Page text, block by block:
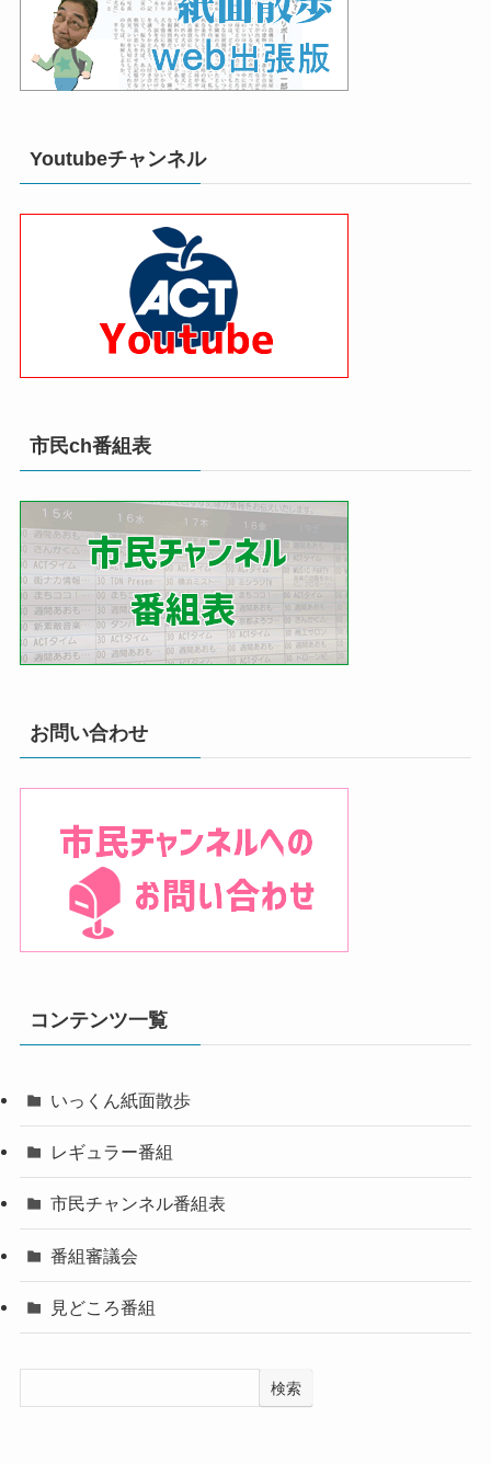
Youtubeチャンネル
市民ch番組表
お問い合わせ
コンテンツ一覧
いっくん紙面散歩
レギュラー番組
市民チャンネル番組表
番組審議会
見どころ番組
検索